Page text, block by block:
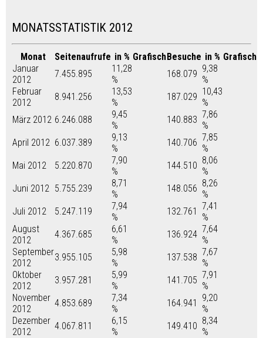
MONATSSTATISTIK 2012
Monat Seitenaufrufe in % GrafischBesuche in % Grafisch
Januar
2012
7.455.895
11,28
%
168.079 9,38
%
Februar
2012
8.941.256
13,53
%
187.029 10,43
%
März 2012 6.246.088
9,45
%
140.883 7,86
%
April 2012 6.037.389
9,13
%
140.706 7,85
%
Mai 2012
5.220.870
7,90
%
144.510 8,06
%
Juni 2012 5.755.239
8,71
%
148.056 8,26
%
Juli 2012
5.247.119
7,94
%
132.761 7,41
%
August
2012
4.367.685
6,61
%
136.924 7,64
%
September
2012
3.955.105
5,98
%
137.538 7,67
%
Oktober
2012
3.957.281
5,99
%
141.705 7,91
%
November
2012
4.853.689
7,34
%
164.941
9,20
%
Dezember
2012
4.067.811
6,15
%
149.410 8,34
%